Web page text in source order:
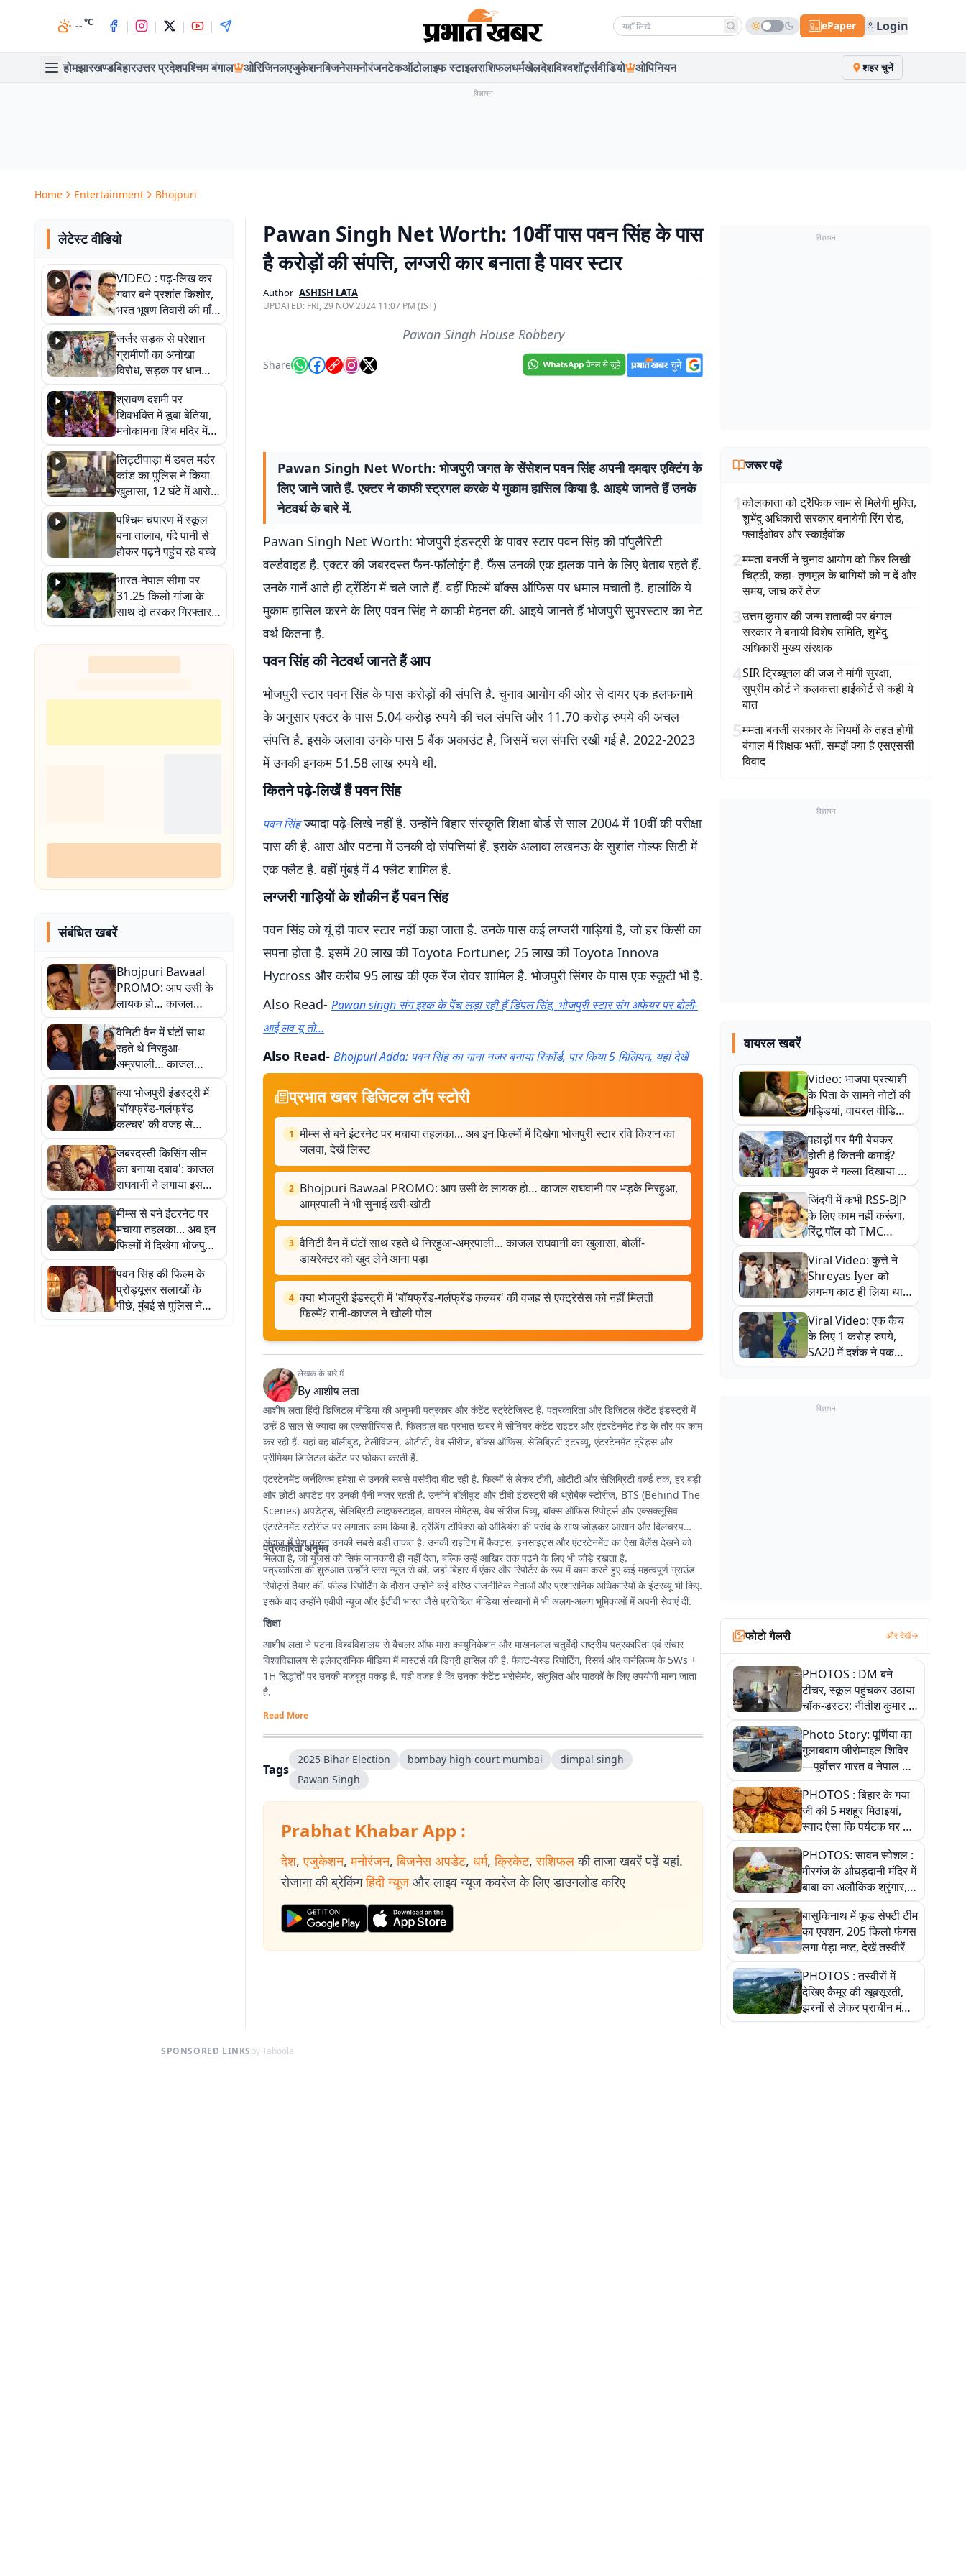
--°C | | | | Search news ePaper Login
होमझारखण्डबिहारउत्तर प्रदेशपश्चिम बंगाल ओरिजिनलएजुकेशनबिजनेसमनोरंजनटेकऑटोलाइफ स्टाइलराशिफलधर्मखेलदेशविश्वशॉर्ट्सवीडियो ओपिनियन शहर चुनें
विज्ञापन
Home Entertainment Bhojpuri
लेटेस्ट वीडियो
VIDEO : पढ़-लिख कर
गवार बने प्रशांत किशोर,
भरत भूषण तिवारी की माँ ने
कहा नहीं थी उम्मीद, बेटा
था तो किसी को बोलने की
नहीं थी हिम्मत
जर्जर सड़क से परेशान
ग्रामीणों का अनोखा
विरोध, सड़क पर धान
रोपकर और खाद डालकर
जताया आक्रोश
श्रावण दशमी पर
शिवभक्ति में डूबा बेतिया,
मनोकामना शिव मंदिर में
हुआ भव्य श्रृंगार
लिट्टीपाड़ा में डबल मर्डर
कांड का पुलिस ने किया
खुलासा, 12 घंटे में आरोपी
गिरफ्तार
पश्चिम चंपारण में स्कूल
बना तालाब, गंदे पानी से
होकर पढ़ने पहुंच रहे बच्चे
भारत-नेपाल सीमा पर
31.25 किलो गांजा के
साथ दो तस्कर गिरफ्तार,
नेपाली नंबर की बाइक
जब्त
संबंधित खबरें
Bhojpuri Bawaal
PROMO: आप उसी के
लायक हो… काजल
राघवानी पर भड़के
निरहुआ, आम्रपाली ने भी
सुनाई खरी-खोटी
वैनिटी वैन में घंटों साथ
रहते थे निरहुआ-
अम्रपाली… काजल
राघवानी का खुलासा,
बोलीं- डायरेक्टर को खुद
लेने आना पड़ा
क्या भोजपुरी इंडस्ट्री में
'बॉयफ्रेंड-गर्लफ्रेंड
कल्चर' की वजह से
एक्ट्रेसेस को नहीं मिलती
फिल्में? रानी-काजल ने
खोली पोल
जबरदस्ती किसिंग सीन
का बनाया दबाव': काजल
राघवानी ने लगाया इस
एक्टर पर आरोप, 'भोजपुरी
बवाल' में हड़कंप
मीम्स से बने इंटरनेट पर
मचाया तहलका... अब इन
फिल्मों में दिखेगा भोजपुरी
स्टार रवि किशन का
जलवा, देखें लिस्ट
पवन सिंह की फिल्म के
प्रोड्यूसर सलाखों के
पीछे, मुंबई से पुलिस ने
दबोचा... करोड़ों नहीं 78
Pawan Singh Net Worth: 10वीं पास पवन सिंह के पास
है करोड़ों की संपत्ति, लग्जरी कार बनाता है पावर स्टार
Author ASHISH LATA
UPDATED: FRI, 29 NOV 2024 11:07 PM (IST)
Pawan Singh House Robbery
Share
Pawan Singh Net Worth: भोजपुरी जगत के सेंसेशन पवन सिंह अपनी दमदार एक्टिंग के
लिए जाने जाते हैं. एक्टर ने काफी स्ट्रगल करके ये मुकाम हासिल किया है. आइये जानते हैं उनके
नेटवर्थ के बारे में.
Pawan Singh Net Worth: भोजपुरी इंडस्ट्री के पावर स्टार पवन सिंह की पॉपुलैरिटी
वर्ल्डवाइड है. एक्टर की जबरदस्त फैन-फॉलोइंग है. फैंस उनकी एक झलक पाने के लिए बेताब रहते हैं.
उनके गानें आते ही ट्रेंडिंग में चले जाते हैं. वहीं फिल्में बॉक्स ऑफिस पर धमाल मचाती है. हालांकि ये
मुकाम हासिल करने के लिए पवन सिंह ने काफी मेहनत की. आइये जानते हैं भोजपुरी सुपरस्टार का नेट
वर्थ कितना है.
पवन सिंह की नेटवर्थ जानते हैं आप
भोजपुरी स्‍टार पवन सिंह के पास करोड़ों की संपत्ति है. चुनाव आयोग की ओर से दायर एक हलफनामे
के अनुसार एक्टर के पास 5.04 करोड़ रुपये की चल संपत्ति और 11.70 करोड़ रुपये की अचल
संपत्ति है. इसके अलावा उनके पास 5 बैंक अकाउंट है, जिसमें चल संपत्ति रखी गई है. 2022-2023
में उनकी इनकम 51.58 लाख रुपये थी.
कितने पढ़े-लिखें हैं पवन सिंह
पवन सिंहज्यादा पढ़े-लिखे नहीं है. उन्होंने बिहार संस्‍कृति शिक्षा बोर्ड से साल 2004 में 10वीं की परीक्षा
पास की है. आरा और पटना में उनकी दो संपत्तियां हैं. इसके अलावा लखनऊ के सुशांत गोल्‍फ सिटी में
एक फ्लैट है. वहीं मुंबई में 4 फ्लैट शामिल है.
लग्जरी गाड़ियों के शौकीन हैं पवन सिंह
पवन सिंह को यूं ही पावर स्टार नहीं कहा जाता है. उनके पास कई लग्जरी गाड़ियां है, जो हर किसी का
सपना होता है. इसमें 20 लाख की Toyota Fortuner, 25 लाख की Toyota Innova
Hycross और करीब 95 लाख की एक रेंज रोवर शामिल है. भोजपुरी सिंगर के पास एक स्कूटी भी है.
Also Read- Pawan singh संग इश्क के पेंच लड़ा रही हैं डिंपल सिंह, भोजपुरी स्टार संग अफेयर पर बोली-
आई लव यू तो…
Also Read- Bhojpuri Adda: पवन सिंह का गाना नजर बनाया रिकॉर्ड, पार किया 5 मिलियन, यहां देखें
प्रभात खबर डिजिटल टॉप स्टोरी
1 मीम्स से बने इंटरनेट पर मचाया तहलका... अब इन फिल्मों में दिखेगा भोजपुरी स्टार रवि किशन का
जलवा, देखें लिस्ट
2 Bhojpuri Bawaal PROMO: आप उसी के लायक हो… काजल राघवानी पर भड़के निरहुआ,
आम्रपाली ने भी सुनाई खरी-खोटी
3 वैनिटी वैन में घंटों साथ रहते थे निरहुआ-अम्रपाली… काजल राघवानी का खुलासा, बोलीं-
डायरेक्टर को खुद लेने आना पड़ा
4 क्या भोजपुरी इंडस्ट्री में 'बॉयफ्रेंड-गर्लफ्रेंड कल्चर' की वजह से एक्ट्रेसेस को नहीं मिलती
फिल्में? रानी-काजल ने खोली पोल
लेखक के बारे में
Byआशीष लता
आशीष लता हिंदी डिजिटल मीडिया की अनुभवी पत्रकार और कंटेंट स्ट्रेटेजिस्ट हैं. पत्रकारिता और डिजिटल कंटेंट इंडस्ट्री में
उन्हें 8 साल से ज्यादा का एक्सपीरियंस है. फिलहाल वह प्रभात खबर में सीनियर कंटेंट राइटर और एंटरटेनमेंट हेड के तौर पर काम
कर रही हैं. यहां वह बॉलीवुड, टेलीविजन, ओटीटी, वेब सीरीज, बॉक्स ऑफिस, सेलिब्रिटी इंटरव्यू, एंटरटेनमेंट ट्रेंड्स और
प्रीमियम डिजिटल कंटेंट पर फोकस करती हैं.
एंटरटेनमेंट जर्नलिज्म हमेशा से उनकी सबसे पसंदीदा बीट रही है. फिल्मों से लेकर टीवी, ओटीटी और सेलिब्रिटी वर्ल्ड तक, हर बड़ी
और छोटी अपडेट पर उनकी पैनी नजर रहती है. उन्होंने बॉलीवुड और टीवी इंडस्ट्री की थ्रोबैक स्टोरीज, BTS (Behind The
Scenes) अपडेट्स, सेलिब्रिटी लाइफस्टाइल, वायरल मोमेंट्स, वेब सीरीज रिव्यू, बॉक्स ऑफिस रिपोर्ट्स और एक्सक्लूसिव
एंटरटेनमेंट स्टोरीज पर लगातार काम किया है. ट्रेंडिंग टॉपिक्स को ऑडियंस की पसंद के साथ जोड़कर आसान और दिलचस्प
अंदाज में पेश करना उनकी सबसे बड़ी ताकत है. उनकी राइटिंग में फैक्ट्स, इनसाइट्स और एंटरटेनमेंट का ऐसा बैलेंस देखने को
मिलता है, जो यूजर्स को सिर्फ जानकारी ही नहीं देता, बल्कि उन्हें आखिर तक पढ़ने के लिए भी जोड़े रखता है.
पत्रकारिता अनुभव
पत्रकारिता की शुरुआत उन्होंने प्लस न्यूज से की, जहां बिहार में एंकर और रिपोर्टर के रूप में काम करते हुए कई महत्वपूर्ण ग्राउंड
रिपोर्ट्स तैयार कीं. फील्ड रिपोर्टिंग के दौरान उन्होंने कई वरिष्ठ राजनीतिक नेताओं और प्रशासनिक अधिकारियों के इंटरव्यू भी किए.
इसके बाद उन्होंने एबीपी न्यूज और ईटीवी भारत जैसे प्रतिष्ठित मीडिया संस्थानों में भी अलग-अलग भूमिकाओं में अपनी सेवाएं दीं.
शिक्षा
आशीष लता ने पटना विश्वविद्यालय से बैचलर ऑफ मास कम्युनिकेशन और माखनलाल चतुर्वेदी राष्ट्रीय पत्रकारिता एवं संचार
विश्वविद्यालय से इलेक्ट्रॉनिक मीडिया में मास्टर्स की डिग्री हासिल की है. फैक्ट-बेस्ड रिपोर्टिंग, रिसर्च और जर्नलिज्म के 5Ws +
1H सिद्धांतों पर उनकी मजबूत पकड़ है. यही वजह है कि उनका कंटेंट भरोसेमंद, संतुलित और पाठकों के लिए उपयोगी माना जाता
है.
Read More
Tags
2025 Bihar Election bombay high court mumbai
dimpal singh
Pawan Singh
Prabhat Khabar App :
देश, एजुकेशन, मनोरंजन, बिजनेस अपडेट, धर्म, क्रिकेट, राशिफल की ताजा खबरें पढ़ें यहां.
रोजाना की ब्रेकिंग हिंदी न्यूज और लाइव न्यूज कवरेज के लिए डाउनलोड करिए
विज्ञापन
जरूर पढ़ें
1कोलकाता को ट्रैफिक जाम से मिलेगी मुक्ति,
शुभेंदु अधिकारी सरकार बनायेगी रिंग रोड,
फ्लाईओवर और स्काईवॉक
2ममता बनर्जी ने चुनाव आयोग को फिर लिखी
चिट्ठी, कहा- तृणमूल के बागियों को न दें और
समय, जांच करें तेज
3उत्तम कुमार की जन्म शताब्दी पर बंगाल
सरकार ने बनायी विशेष समिति, शुभेंदु
अधिकारी मुख्य संरक्षक
4SIR ट्रिब्यूनल की जज ने मांगी सुरक्षा,
सुप्रीम कोर्ट ने कलकत्ता हाईकोर्ट से कही ये
बात
5ममता बनर्जी सरकार के नियमों के तहत होगी
बंगाल में शिक्षक भर्ती, समझें क्या है एसएससी
विवाद
विज्ञापन
वायरल खबरें
Video: भाजपा प्रत्याशी
के पिता के सामने नोटों की
गड्डियां, वायरल वीडियो
से राजनीति में उबाल,
अजित महतो बोले- TMC
की गंदी चाल
पहाड़ों पर मैगी बेचकर
होती है कितनी कमाई?
युवक ने गल्ला दिखाया तो
नौकरी वालों के खड़े हो गए
कान
जिंदगी में कभी RSS-BJP
के लिए काम नहीं करूंगा,
रिंटू पॉल को TMC
ऑफिस में ले जाकर पीटा,
Video वायरल
Viral Video: कुत्ते ने
Shreyas Iyer को
लगभग काट ही लिया था,
न्यूजीलैंड सीरीज से पहले
बाल-बाल बचे
Viral Video: एक कैच
के लिए 1 करोड़ रुपये,
SA20 में दर्शक ने पकड़ा
एक हाथ से गजब का कैच
विज्ञापन
फोटो गैलरी और देखें
PHOTOS : DM बने
टीचर, स्कूल पहुंचकर उठाया
चॉक-डस्टर; नीतीश कुमार के
इस चहेते अधिकारी को
जानिए
Photo Story: पूर्णिया का
गुलाबबाग जीरोमाइल शिविर
—पूर्वोत्तर भारत व नेपाल के
कांवरियों का प्रमुख सेवा धाम
PHOTOS : बिहार के गया
जी की 5 मशहूर मिठाइयां,
स्वाद ऐसा कि पर्यटक घर ले
जाना नहीं भूलते, तस्वीरों में
देखें
PHOTOS: सावन स्पेशल :
मीरगंज के औघड़दानी मंदिर में
बाबा का अलौकिक श्रृंगार,
तस्वीरों में देखें महादेव के कई
मनमोहक स्वरूप
बासुकिनाथ में फूड सेफ्टी टीम
का एक्शन, 205 किलो फंगस
लगा पेड़ा नष्ट, देखें तस्वीरें
PHOTOS : तस्वीरों में
देखिए कैमूर की खूबसूरती,
झरनों से लेकर प्राचीन मंदिरों
तक प्रकृति और आस्था का
SPONSORED LINKSby Taboola